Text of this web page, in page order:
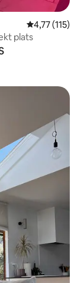
4,77 av 5 i
4,77 (115)
plats